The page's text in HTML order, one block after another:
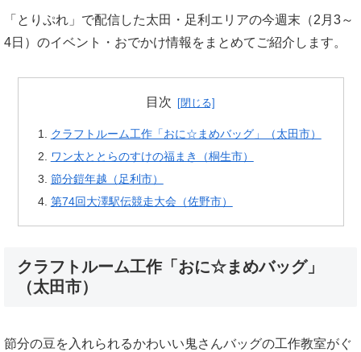
「とりぷれ」で配信した太田・足利エリアの今週末（2月3～
4日）のイベント・おでかけ情報をまとめてご紹介します。
目次
クラフトルーム工作「おに☆まめバッグ」（太田市）
ワン太ととらのすけの福まき（桐生市）
節分鎧年越（足利市）
第74回大澤駅伝競走大会（佐野市）
クラフトルーム工作「おに☆まめバッグ」
（太田市）
節分の豆を入れられるかわいい鬼さんバッグの工作教室がぐ